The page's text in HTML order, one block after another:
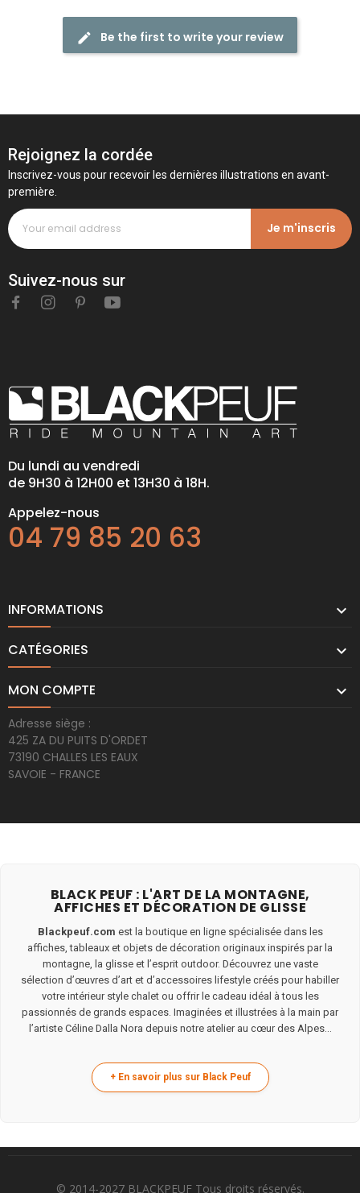
Be the first to write your review
Rejoignez la cordée
Inscrivez-vous pour recevoir les dernières illustrations en avant-
première.
Je m'inscris
Suivez-nous sur
Du lundi au vendredi
de 9H30 à 12H00 et 13H30 à 18H.
Appelez-nous
04 79 85 20 63
INFORMATIONS 
CATÉGORIES 
MON COMPTE 
Adresse siège :
425 ZA DU PUITS D'ORDET
73190 CHALLES LES EAUX
SAVOIE - FRANCE
BLACK PEUF : L'ART DE LA MONTAGNE,
AFFICHES ET DÉCORATION DE GLISSE
Blackpeuf.com est la boutique en ligne spécialisée dans les
affiches, tableaux et objets de décoration originaux inspirés par la
montagne, la glisse et l’esprit outdoor. Découvrez une vaste
sélection d’œuvres d’art et d’accessoires lifestyle créés pour habiller
votre intérieur style chalet ou offrir le cadeau idéal à tous les
passionnés de grands espaces. Imaginées et illustrées à la main par
l’artiste Céline Dalla Nora depuis notre atelier au cœur des Alpes...
© 2014-2027 BLACKPEUF Tous droits réservés.